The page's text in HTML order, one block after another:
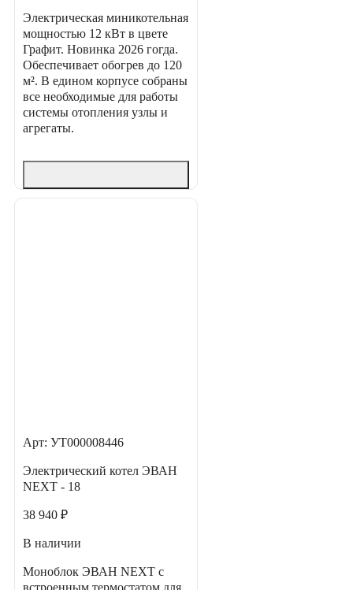
Электрическая миникотельная
мощностью 12 кВт в цвете
Графит. Новинка 2026 гогда.
Обеспечивает обогрев до 120
м². В едином корпусе собраны
все необходимые для работы
системы отопления узлы и
агрегаты.
Арт: УТ000008446
Электрический котел ЭВАН
NEXT - 18
38 940 ₽
В наличии
Моноблок ЭВАН NEXT с
встроенным термостатом для